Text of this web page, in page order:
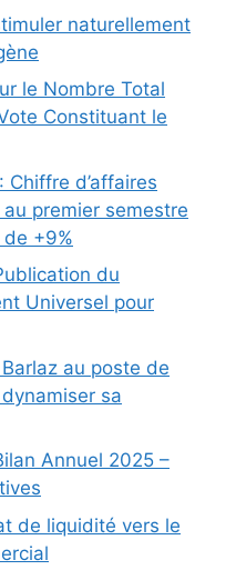
naturellement
le Nombre Total
Constituant le
d’affaires
premier semestre
+9%
du
Universel pour
au poste de
sa
Annuel 2025 –
de liquidité vers le